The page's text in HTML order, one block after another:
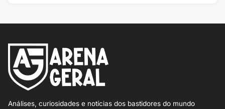
Análises, curiosidades e notícias dos bastidores do mundo